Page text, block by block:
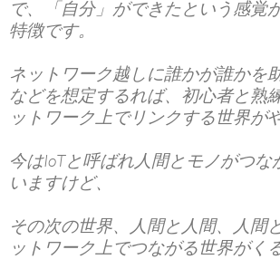
で、「自分」ができたという感覚
特徴です。
ネットワーク越しに誰かが誰かを
などを想定するれば、初心者と熟
ットワーク上でリンクする世界が
今はIoTと呼ばれ人間とモノがつな
いますけど、
その次の世界、人間と人間、人間
ットワーク上でつながる世界がくる